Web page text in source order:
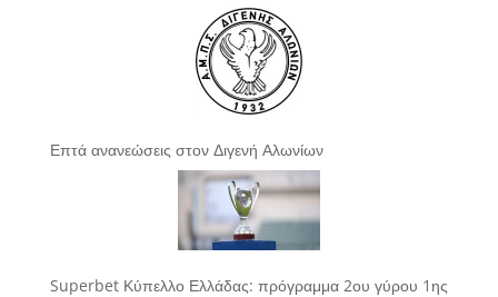
Επτά ανανεώσεις στον Διγενή Αλωνίων
Superbet Κύπελλο Ελλάδας: πρόγραμμα 2ου γύρου 1ης